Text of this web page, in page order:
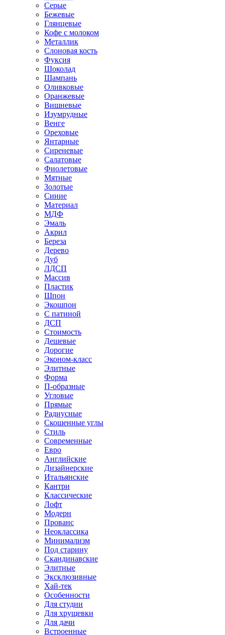
Серые
Бежевые
Глянцевые
Кофе с молоком
Металлик
Слоновая кость
Фуксия
Шоколад
Шампань
Оливковые
Оранжевые
Вишневые
Изумрудные
Венге
Ореховые
Янтарные
Сиреневые
Салатовые
Фиолетовые
Мятные
Золотые
Синие
Материал
МДФ
Эмаль
Акрил
Береза
Дерево
Дуб
ЛДСП
Массив
Пластик
Шпон
Экошпон
С патиной
ДСП
Стоимость
Дешевые
Дорогие
Эконом-класс
Элитные
Форма
П-образные
Угловые
Прямые
Радиусные
Скошенные углы
Стиль
Современные
Евро
Английские
Дизайнерские
Итальянские
Кантри
Классические
Лофт
Модерн
Прованс
Неоклассика
Минимализм
Под старину
Скандинавские
Элитные
Эксклюзивные
Хай-тек
Особенности
Для студии
Для хрущевки
Для дачи
Встроенные